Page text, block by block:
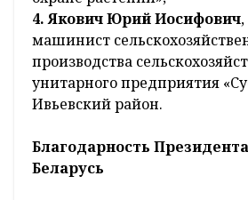
4. Якович Юрий Иосифович
машинист
производства
унитарного предприятия
Ивьевский район.
Благодарность
Беларусь